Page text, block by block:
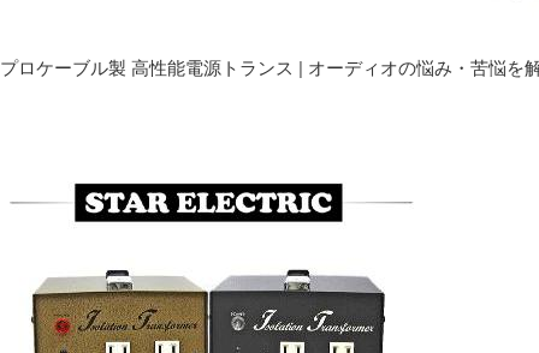
プロケーブル製 高性能電源トランス | オーディオの悩み・苦悩を